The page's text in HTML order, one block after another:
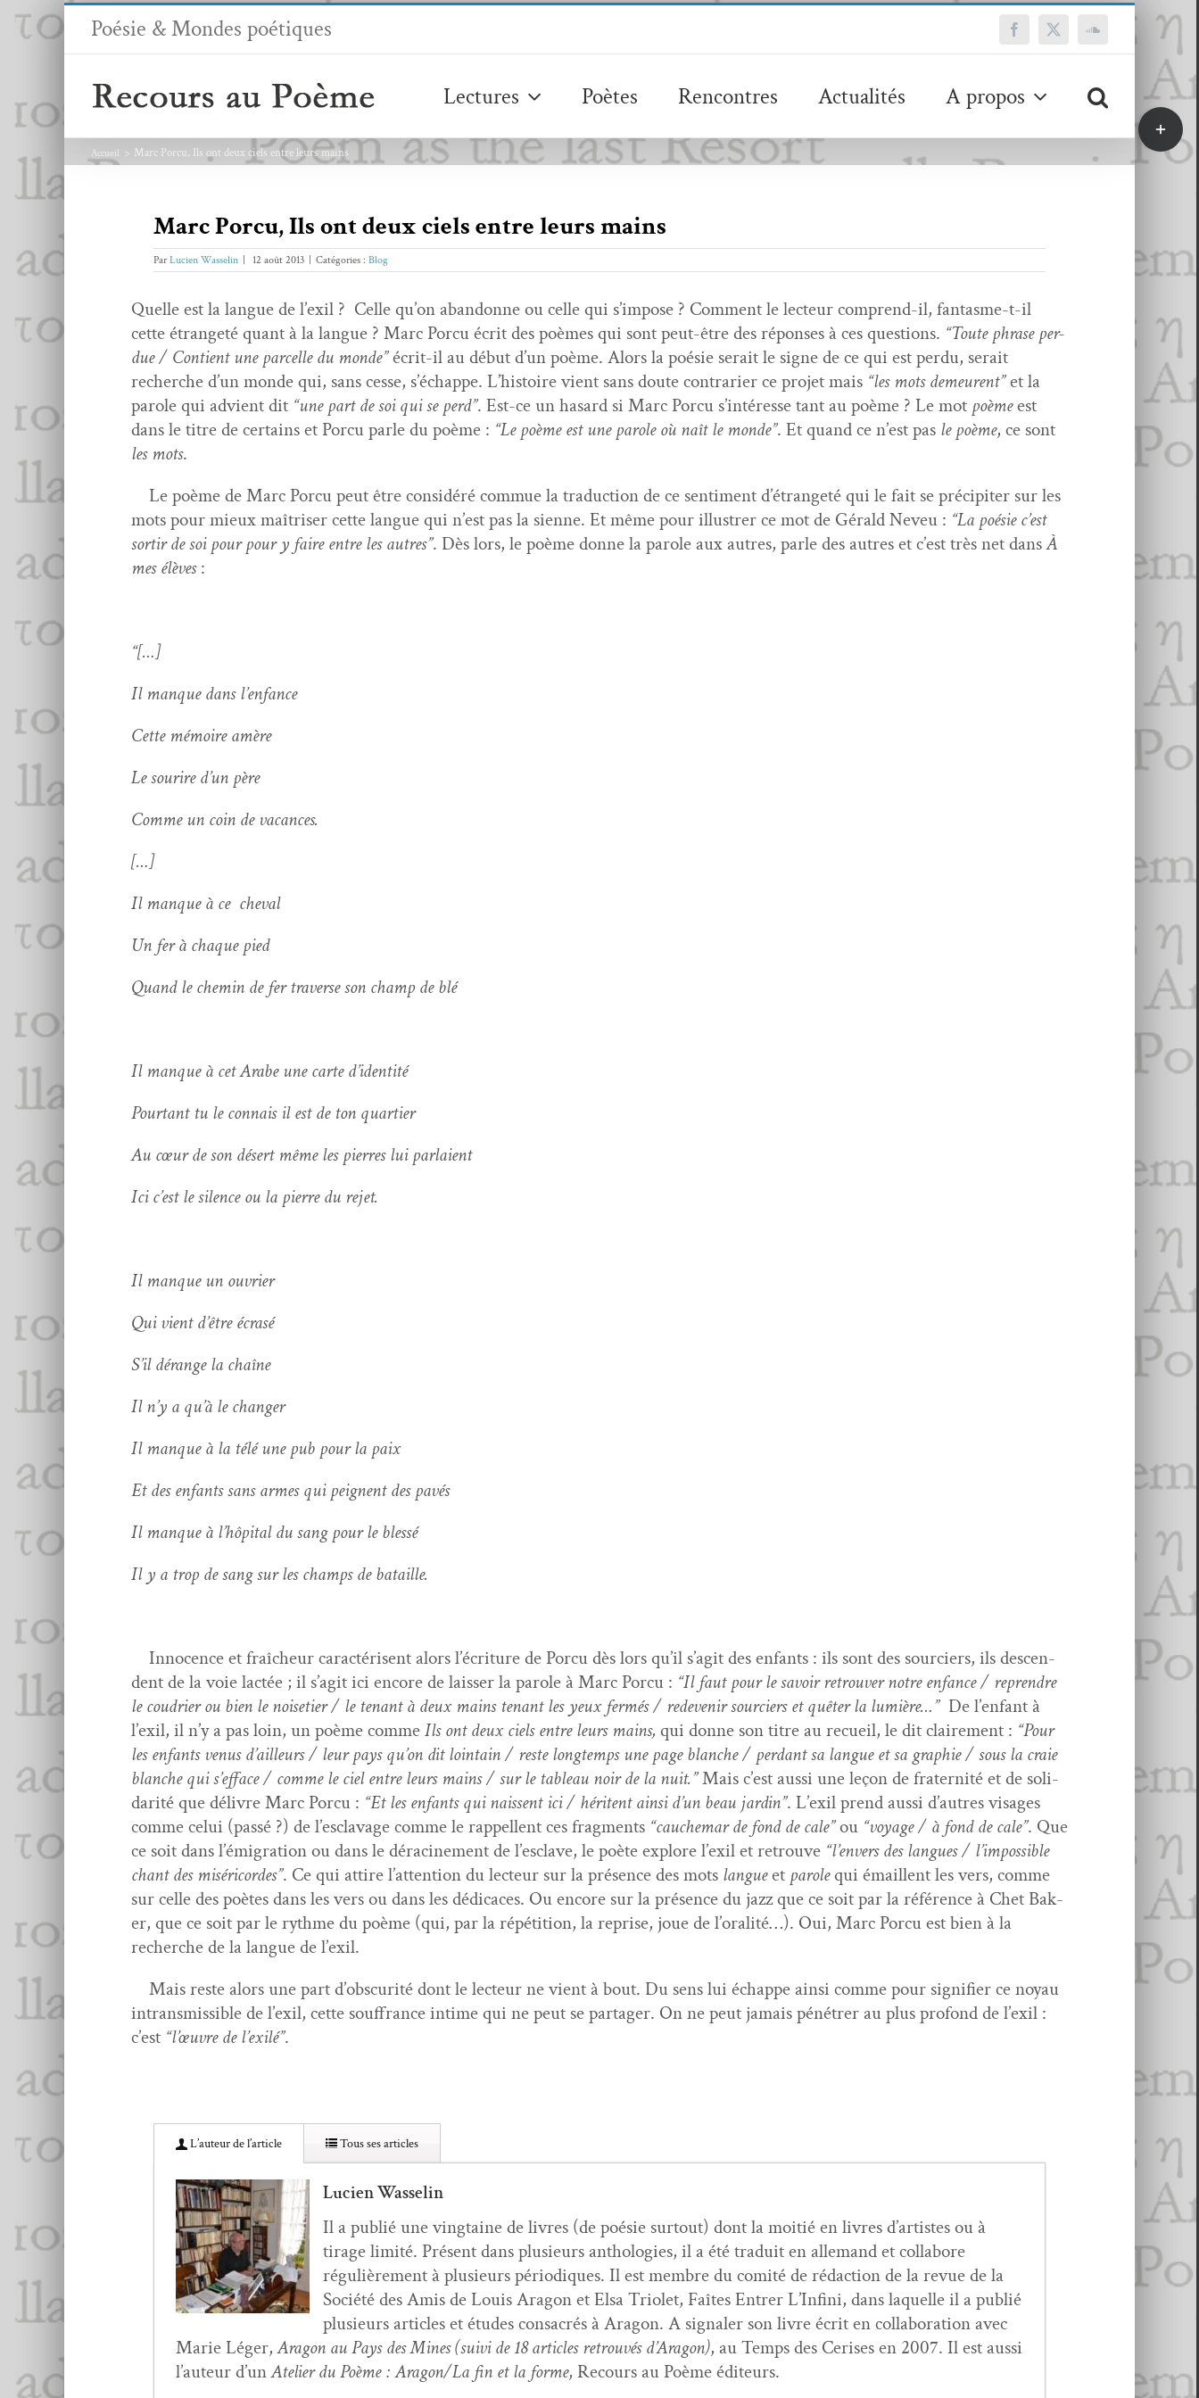
Passer
Poésie & Mondes poétiques Facebook
X SoundCloud
Lectures Poètes Rencontres Actualités A propos
Accueil Marc Porcu, Ils ont deux ciels entre leurs mains
Marc Porcu, Ils ont deux ciels entre leurs mains
ParLucien Wasselin 12 août 2013 Catégories : Blog
Quelle est la langue de l’ex­il ? Celle qu’on aban­donne ou celle qui s’im­pose ? Com­ment le lecteur com­prend-il, fan­tasme-t-il
cette étrangeté quant à la langue ? Marc Por­cu écrit des poèmes qui sont peut-être des répons­es à ces ques­tions. “Toute phrase per­
due / Con­tient une par­celle du monde”écrit-il au début d’un poème. Alors la poésie serait le signe de ce qui est per­du, serait
recherche d’un monde qui, sans cesse, s’échappe. L’his­toire vient sans doute con­trari­er ce pro­jet mais “les mots demeurent”et la
parole qui advient dit “une part de soi qui se perd”. Est-ce un hasard si Marc Por­cu s’in­téresse tant au poème ? Le mot poèmeest
dans le titre de cer­tains et Por­cu par­le du poème : “Le poème est une parole où naît le monde”. Et quand ce n’est pas le poème, ce sont
les mots.
Le poème de Marc Por­cu peut être con­sid­éré com­mue la tra­duc­tion de ce sen­ti­ment d’é­trangeté qui le fait se pré­cip­iter sur les
mots pour mieux maîtris­er cette langue qui n’est pas la sienne. Et même pour illus­tr­er ce mot de Gérald Neveu : “La poésie c’est
sor­tir de soi pour pour y faire entre les autres”. Dès lors, le poème donne la parole aux autres, par­le des autres et c’est très net dansÀ
mes élèves:
“[…]
Il manque dans l’enfance
Cette mémoire amère
Le sourire d’un père
Comme un coin de vacances.
[…]
Il manque à ce cheval
Un fer à chaque pied
Quand le chemin de fer tra­verse son champ de blé
Il manque à cet Arabe une carte d’identité
Pour­tant tu le con­nais il est de ton quartier
Au cœur de son désert même les pier­res lui parlaient
Ici c’est le silence ou la pierre du rejet.
Il manque un ouvrier
Qui vient d’être écrasé
S’il dérange la chaîne
Il n’y a qu’à le changer
Il manque à la télé une pub pour la paix
Et des enfants sans armes qui peignent des pavés
Il manque à l’hôpi­tal du sang pour le blessé
Il y a trop de sang sur les champs de bataille.
Inno­cence et fraîcheur car­ac­térisent alors l’écri­t­ure de Por­cu dès lors qu’il s’ag­it des enfants : ils sont des sourciers, ils descen­
dent de la voie lac­tée ; il s’ag­it ici encore de laiss­er la parole à Marc Por­cu : “Il faut pour le savoir retrou­ver notre enfance / repren­dre
le coudri­er ou bien le noiseti­er / le ten­ant à deux mains ten­ant les yeux fer­més / rede­venir sourciers et quêter la lumière…” De l’en­fant à
l’ex­il, il n’y a pas loin, un poème commeIls ont deux ciels entre leurs mains, qui donne son titre au recueil, le dit claire­ment : “Pour
les enfants venus d’ailleurs / leur pays qu’on dit loin­tain / reste longtemps une page blanche / per­dant sa langue et sa gra­phie / sous la craie
blanche qui s’ef­face / comme le ciel entre leurs mains / sur le tableau noir de la nuit.”Mais c’est aus­si une leçon de fra­ter­nité et de sol­i­
dar­ité que délivre Marc Por­cu : “Et les enfants qui nais­sent ici / héri­tent ain­si d’un beau jardin”. L’ex­il prend aus­si d’autres vis­ages
comme celui (passé ?) de l’esclavage comme le rap­pel­lent ces frag­ments “cauchemar de fond de cale”ou “voy­age / à fond de cale”. Que
ce soit dans l’émi­gra­tion ou dans le déracin­e­ment de l’esclave, le poète explore l’ex­il et retrou­ve “l’en­vers des langues / l’im­pos­si­ble
chant des mis­éri­cordes”. Ce qui attire l’at­ten­tion du lecteur sur la présence des mots langueet parolequi émail­lent les vers, comme
sur celle des poètes dans les vers ou dans les dédi­caces. Ou encore sur la présence du jazz que ce soit par la référence à Chet Bak­
er, que ce soit par le rythme du poème (qui, par la répéti­tion, la reprise, joue de l’o­ral­ité…). Oui, Marc Por­cu est bien à la
recherche de la langue de l’exil.
Mais reste alors une part d’ob­scu­rité dont le lecteur ne vient à bout. Du sens lui échappe ain­si comme pour sig­ni­fi­er ce noy­au
intrans­mis­si­ble de l’ex­il, cette souf­france intime qui ne peut se partager. On ne peut jamais pénétr­er au plus pro­fond de l’ex­il :
c’est “l’œu­vre de l’ex­ilé”.
L’au­teur de l’article Tous ses articles
Lucien Wasselin
Il a pub­lié une ving­taine de livres (de poésie surtout) dont la moitié en livres d’artistes ou à
tirage lim­ité. Présent dans plusieurs antholo­gies, il a été traduit en alle­mand et col­la­bore
régulière­ment à plusieurs péri­odiques. Il est mem­bre du comité de rédac­tion de la revue de la
Société des Amis de Louis Aragon et Elsa Tri­o­let, Faîtes Entr­er L’In­fi­ni, dans laque­lle il a pub­lié
plusieurs arti­cles et études con­sacrés à Aragon. A sig­naler son livre écrit en col­lab­o­ra­tion avec
Marie Léger,Aragon au Pays des Mines (suivi de 18 arti­cles retrou­vés d’Aragon), au Temps des Ceris­es en 2007. Il est aus­si
l’au­teur d’unAte­lier du Poème : Aragon/La fin et la forme, Recours au Poème éditeurs.
Bascule
de
la
barre